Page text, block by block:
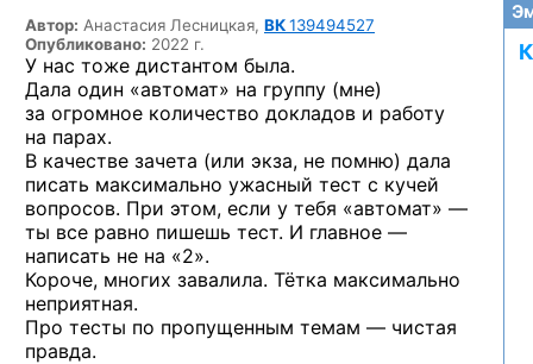
Автор: Анастасия Лесницкая, ВК139494527
Опубликовано: 2022 г.
У нас тоже дистантом была.
Дала один «автомат» на группу (мне)
за огромное количество докладов и работу
на парах.
В качестве зачета (или экза, не помню) дала
писать максимально ужасный тест с кучей
вопросов. При этом, если у тебя «автомат» —
ты все равно пишешь тест. И главное —
написать не на «2».
Короче, многих завалила. Тётка максимально
неприятная.
Про тесты по пропущенным темам — чистая
правда.